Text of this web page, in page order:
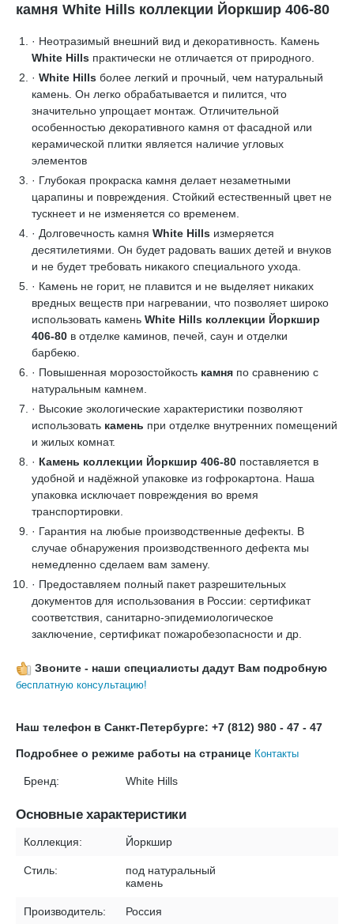
камня White Hills коллекции Йоркшир 406-80
· Неотразимый внешний вид и декоративность. Камень
White Hills практически не отличается от природного.
· White Hills более легкий и прочный, чем натуральный
камень. Он легко обрабатывается и пилится, что
значительно упрощает монтаж. Отличительной
особенностью декоративного камня от фасадной или
керамической плитки является наличие угловых
элементов
· Глубокая прокраска камня делает незаметными
царапины и повреждения. Стойкий естественный цвет не
тускнеет и не изменяется со временем.
· Долговечность камня White Hills измеряется
десятилетиями. Он будет радовать ваших детей и внуков
и не будет требовать никакого специального ухода.
· Камень не горит, не плавится и не выделяет никаких
вредных веществ при нагревании, что позволяет широко
использовать камень White Hills коллекции Йоркшир
406-80 в отделке каминов, печей, саун и отделки
барбекю.
· Повышенная морозостойкость камня по сравнению с
натуральным камнем.
· Высокие экологические характеристики позволяют
использовать камень при отделке внутренних помещений
и жилых комнат.
· Камень коллекции Йоркшир 406-80 поставляется в
удобной и надёжной упаковке из гофрокартона. Наша
упаковка исключает повреждения во время
транспортировки.
· Гарантия на любые производственные дефекты. В
случае обнаружения производственного дефекта мы
немедленно сделаем вам замену.
· Предоставляем полный пакет разрешительных
документов для использования в России: сертификат
соответствия, санитарно-эпидемиологическое
заключение, сертификат пожаробезопасности и др.
Звоните - наши специалисты дадут Вам подробную
бесплатную консультацию!
Наш телефон в Санкт-Петербурге: +7 (812) 980 - 47 - 47
Подробнее о режиме работы на странице Контакты
Бренд: White Hills
Основные характеристики
Коллекция: Йоркшир
Стиль:
под натуральный
камень
Производитель: Россия